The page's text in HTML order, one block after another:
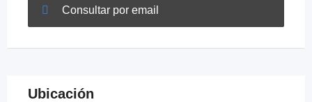
Consultar por email
Ubicación